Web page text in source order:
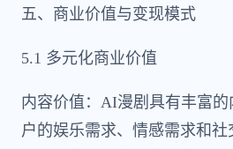
五、商业价值与变现模式
5.1 多元化商业价值
内容价值：AI漫剧具有丰富的
户的娱乐需求、情感需求和